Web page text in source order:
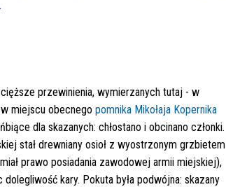
przewinienia, wymierzanych tutaj - w
miejscu obecnego pomnika Mikołaja Kopernika
dla skazanych: chłostano i obcinano członki.
stał drewniany osioł z wyostrzonym grzbietem
prawo posiadania zawodowej armii miejskiej),
kary. Pokuta była podwójna: skazany